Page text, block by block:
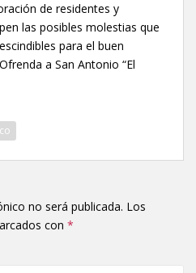
de residentes y
las posibles molestias que
para el buen
a San Antonio “El
no será publicada. Los
con *